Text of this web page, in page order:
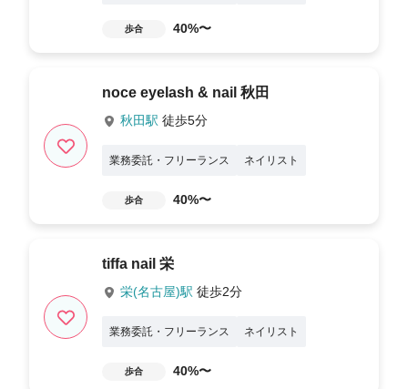
歩合 40%〜
noce eyelash & nail 秋田
秋田駅 徒歩5分
業務委託・フリーランス ネイリスト
歩合 40%〜
tiffa nail 栄
栄(名古屋)駅 徒歩2分
業務委託・フリーランス ネイリスト
歩合 40%〜